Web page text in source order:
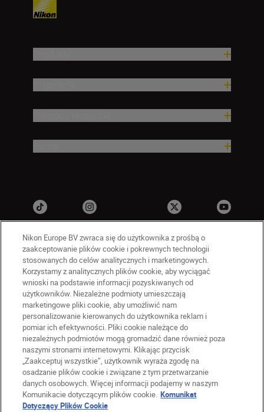
PL Nikon Sites
Skontaktuj się z nami
Oświadczenie dotyczące prywatności
Warunki użytkowania
Warunki korzystania z Nikon Store
Komunikat dotyczący plików cookie
Ustawienia plików cookie
© 2026 Nikon
Nikon Europe BV zwraca się do użytkownika z prośbą o
zaakceptowanie plików cookie i pokrewnych technologii
stosowanych do celów analitycznych i marketingowych.
Korzystamy z analitycznych plików cookie, aby wyciągać
wnioski na podstawie informacji pozyskiwanych od
użytkowników. Niezależne podmioty umieszczają
marketingowe pliki cookie, aby umożliwić nam
personalizowanie kierowanych do użytkownika reklam i
pomiar ich efektywności. Pliki cookie należące do
niezależnych podmiotów mogą gromadzić dane również poza
naszymi stronami internetowymi. Klikając przycisk
„Zaakceptuj wszystkie”, użytkownik wyraża zgodę na
osadzanie plików cookie i związane z tym przetwarzanie
danych osobowych. Więcej informacji podajemy w naszym
Komunikacie dotyczącym plików cookie. Komunikat
Dotyczący Plików Cookie